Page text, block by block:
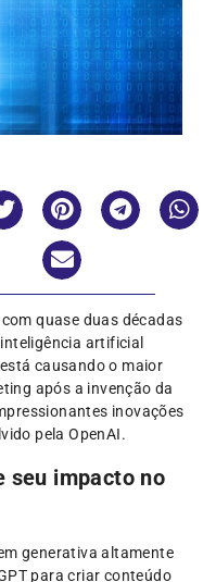
quase duas décadas
artificial
causando o maior
após a invenção da
inovações
pela OpenAI.
seu impacto no
generativa altamente
para criar conteúdo